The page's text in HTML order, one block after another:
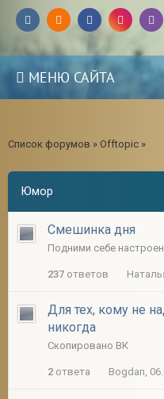
МЕНЮ САЙТА
Список форумов » Offtopic »
Юмор
Смешинка дня
Подними себе
237 ответов
Для тех, кому не
никогда
Скопировано ВК
2 ответа Bogdan,